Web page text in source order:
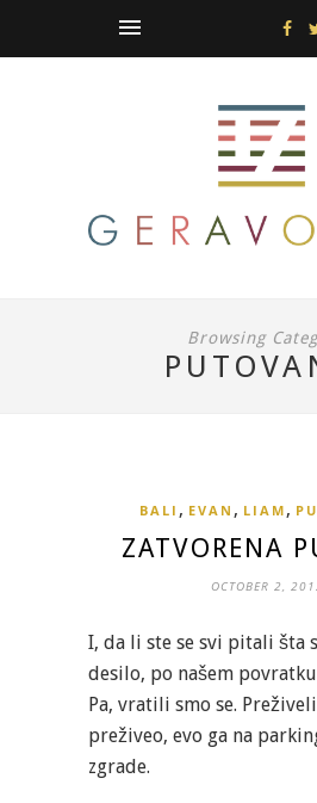
Browsing
BALI , EVAN , LIAM ,
ZATVORENA
OCTOBER 2,
I, da li ste se svi pitali šta
desilo, po našem
Pa, vratili smo se.
preživeo, evo ga na
zgrade.